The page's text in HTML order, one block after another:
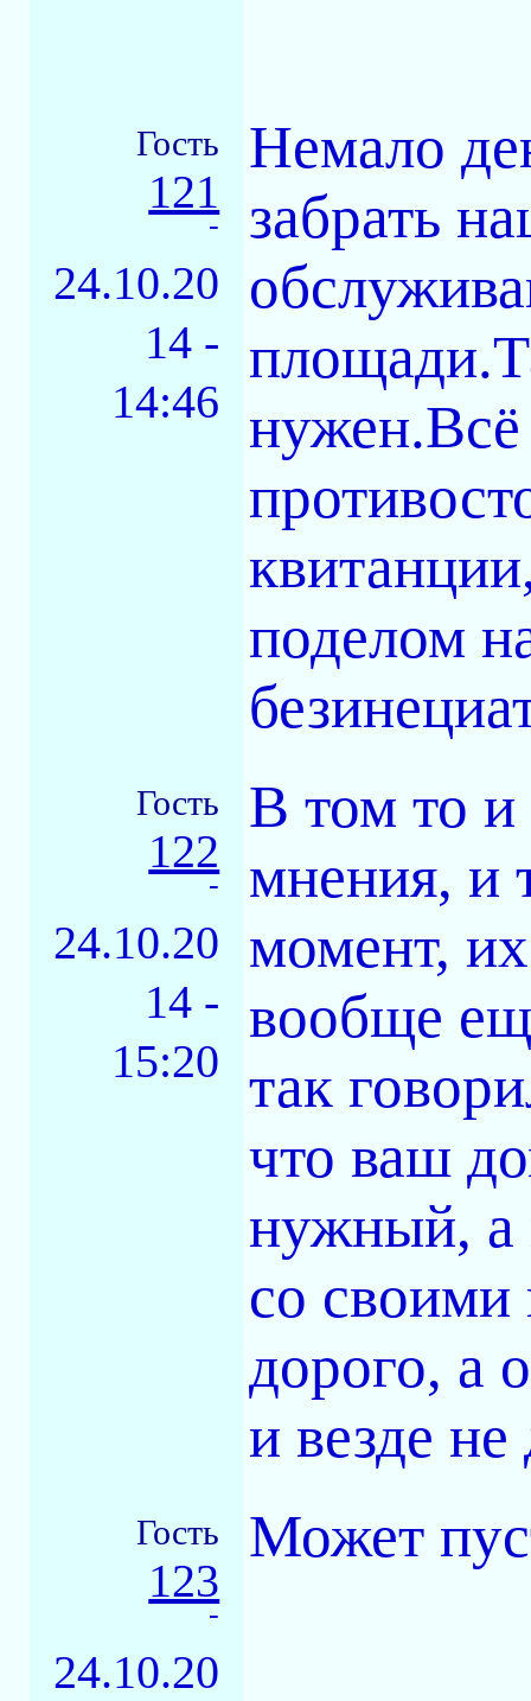
Гость
121
-
24.10.20
14 -
14:46
Немало
забрать
поделом
Гость
122
-
24.10.20
14 -
15:20
В том то и
мнения, и
момент,
вообще
так
что ваш
нужный, а
со своими
дорого, а
и везде
Гость
123
-
24.10.20
Может